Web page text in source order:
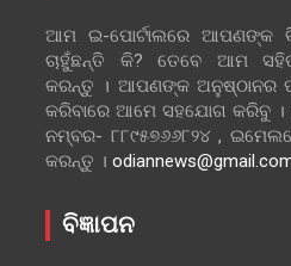
ଆମ ଇ-ପୋର୍ଟାଲରେ ଆପଣଙ୍କ
ଚାହୁଁଛନ୍ତି କି? ତେବେ ଆମ
କରନ୍ତୁ । ଆପଣଙ୍କ ଅନୁଷ୍ଠାନର
କରିବାରେ ଆମେ ସହଯୋଗ କରିବୁ
ନମ୍ବର- ୮୮୯୫୭୬୬୮୨୪ ,
କରନ୍ତୁ ।
ବିଜ୍ଞାପନ